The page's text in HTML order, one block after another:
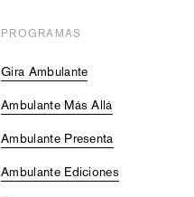
PROGRAMAS
Gira Ambulante
Ambulante Más Allá
Ambulante Presenta
Ambulante Ediciones